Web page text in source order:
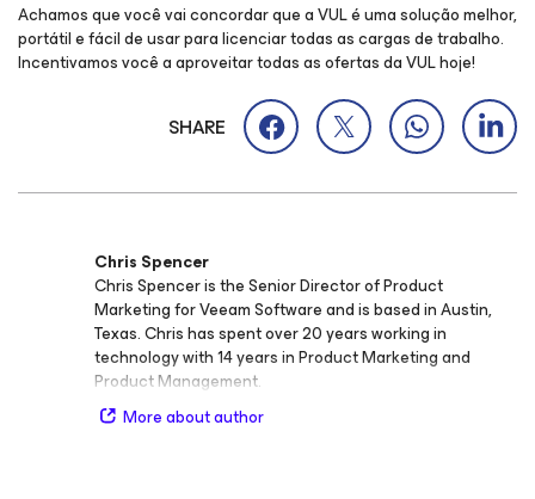
Achamos que você vai concordar que a VUL é uma solução melhor,
portátil e fácil de usar para licenciar todas as cargas de trabalho.
Incentivamos você a aproveitar todas as ofertas da VUL hoje!
SHARE
Chris Spencer
Chris Spencer is the Senior Director of Product
Marketing for Veeam Software and is based in Austin,
Texas. Chris has spent over 20 years working in
technology with 14 years in Product Marketing and
Product Management.
More about author